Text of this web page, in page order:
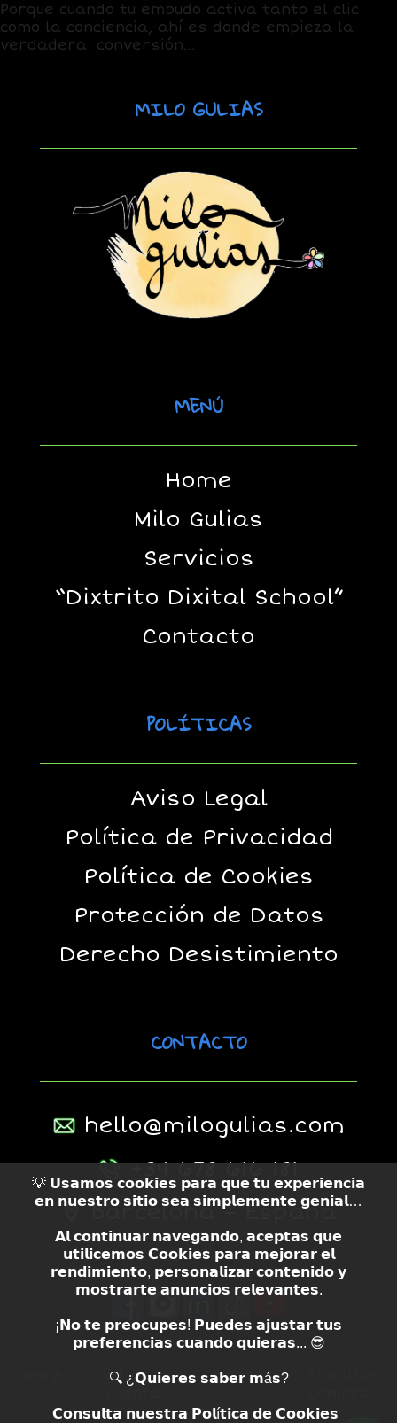
Porque cuando tu embudo activa tanto el clic
como la conciencia, ahí es donde empieza la
verdadera conversión…
MILO GULIAS
MENÚ
Home
Milo Gulias
Servicios
“Dixtrito Dixital School”
Contacto
POLÍTICAS
Aviso Legal
Política de Privacidad
Política de Cookies
Protección de Datos
Derecho Desistimiento
CONTACTO
hello@milogulias.com
+34 678 616 181
Barcelona – España
Mi
Carrito
💡 𝗨𝘀𝗮𝗺𝗼𝘀 𝗰𝗼𝗼𝗸𝗶𝗲𝘀 𝗽𝗮𝗿𝗮 𝗾𝘂𝗲 𝘁𝘂 𝗲𝘅𝗽𝗲𝗿𝗶𝗲𝗻𝗰𝗶𝗮
𝗲𝗻 𝗻𝘂𝗲𝘀𝘁𝗿𝗼 𝘀𝗶𝘁𝗶𝗼 𝘀𝗲𝗮 𝘀𝗶𝗺𝗽𝗹𝗲𝗺𝗲𝗻𝘁𝗲 𝗴𝗲𝗻𝗶𝗮𝗹…
𝗔𝗹 𝗰𝗼𝗻𝘁𝗶𝗻𝘂𝗮𝗿 𝗻𝗮𝘃𝗲𝗴𝗮𝗻𝗱𝗼, 𝗮𝗰𝗲𝗽𝘁𝗮𝘀 𝗾𝘂𝗲
𝘂𝘁𝗶𝗹𝗶𝗰𝗲𝗺𝗼𝘀 𝗖𝗼𝗼𝗸𝗶𝗲𝘀 𝗽𝗮𝗿𝗮 𝗺𝗲𝗷𝗼𝗿𝗮𝗿 𝗲𝗹
𝗿𝗲𝗻𝗱𝗶𝗺𝗶𝗲𝗻𝘁𝗼, 𝗽𝗲𝗿𝘀𝗼𝗻𝗮𝗹𝗶𝘇𝗮𝗿 𝗰𝗼𝗻𝘁𝗲𝗻𝗶𝗱𝗼 𝘆
𝗺𝗼𝘀𝘁𝗿𝗮𝗿𝘁𝗲 𝗮𝗻𝘂𝗻𝗰𝗶𝗼𝘀 𝗿𝗲𝗹𝗲𝘃𝗮𝗻𝘁𝗲𝘀.
¡𝗡𝗼 𝘁𝗲 𝗽𝗿𝗲𝗼𝗰𝘂𝗽𝗲𝘀! 𝗣𝘂𝗲𝗱𝗲𝘀 𝗮𝗷𝘂𝘀𝘁𝗮𝗿 𝘁𝘂𝘀
𝗽𝗿𝗲𝗳𝗲𝗿𝗲𝗻𝗰𝗶𝗮𝘀 𝗰𝘂𝗮𝗻𝗱𝗼 𝗾𝘂𝗶𝗲𝗿𝗮𝘀... 😎
🔍 ¿𝗤𝘂𝗶𝗲𝗿𝗲𝘀 𝘀𝗮𝗯𝗲𝗿 𝗺á𝘀?
𝗖𝗼𝗻𝘀𝘂𝗹𝘁𝗮 𝗻𝘂𝗲𝘀𝘁𝗿𝗮 𝗣𝗼𝗹í𝘁𝗶𝗰𝗮 𝗱𝗲 𝗖𝗼𝗼𝗸𝗶𝗲𝘀